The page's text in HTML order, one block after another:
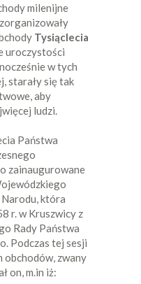
milenijne
Tysiąclecia
uroczystości
w tych
starały się tak
aby
ludzi.
Państwa
zainaugurowane
która
r. w Kruszwicy z
Rady Państwa
Podczas tej sesji
obchodów, zwany
on, m.in iż: